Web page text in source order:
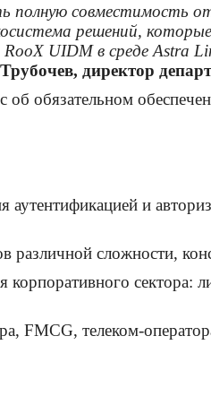
совместимость
решений,
UIDM в среде Astra
директор
об обязательном
аутентификацией и
различной сложности,
сектора:
FMCG, телеком-